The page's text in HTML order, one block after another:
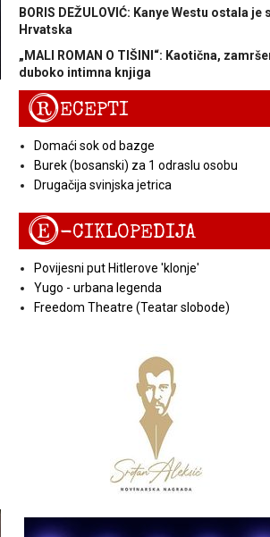
BORIS DEŽULOVIĆ: Kanye Westu ostala je
Hrvatska
„MALI ROMAN O TIŠINI“: Kaotična,
duboko intimna knjiga
RECEPTI
Domaći sok od bazge
Burek (bosanski) za 1 odraslu osobu
Drugačija svinjska jetrica
E-CIKLOPEDIJA
Povijesni put Hitlerove 'klonje'
Yugo - urbana legenda
Freedom Theatre (Teatar slobode)